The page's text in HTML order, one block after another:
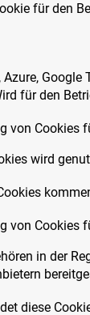
für den
Azure, Google
für den
von Cookies
wird
von Cookies
in der
diese